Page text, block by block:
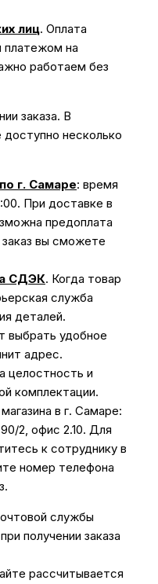
лиц. Оплата
платежом на
работаем без
заказа. В
несколько
г. Самаре: время
При доставке в
предоплата
вы сможете
СДЭК. Когда товар
служба
деталей.
выбрать удобное
адрес.
целостность и
комплектации.
в г. Самаре:
2, офис 2.10. Для
к сотруднику в
номер телефона
службы
получении заказа
рассчитывается